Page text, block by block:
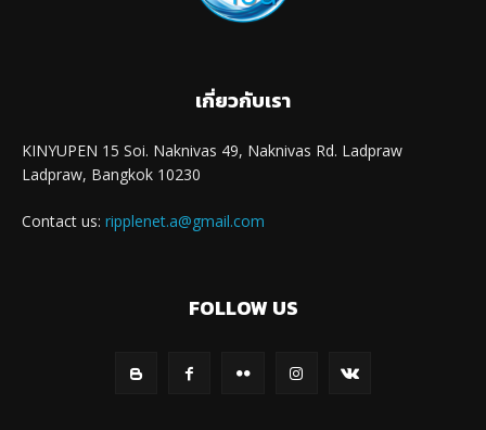
เกี่ยวกับเรา
KINYUPEN 15 Soi. Naknivas 49, Naknivas Rd. Ladpraw
Ladpraw, Bangkok 10230
Contact us: ripplenet.a@gmail.com
FOLLOW US